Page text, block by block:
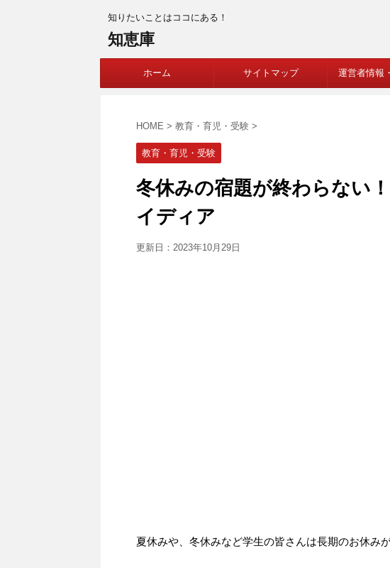
知りたいことはココにある！
知恵庫
ホーム サイトマップ 運営者情報
HOME > 教育・育児・受験 >
教育・育児・受験
冬休みの宿題が終わらない
イディア
更新日： 2023年10月29日
夏休みや、冬休みなど学生の皆さんは長期のお休み